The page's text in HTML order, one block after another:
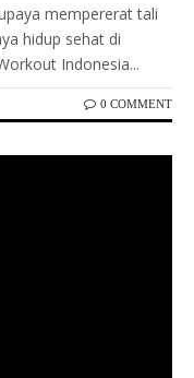
mempererat tali
hidup sehat di
Indonesia...
0 COMMENT